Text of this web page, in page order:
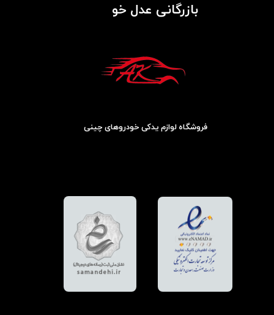
بازرگانی عدل خو
فروشگاه لوازم یدکی خودروهای چینی